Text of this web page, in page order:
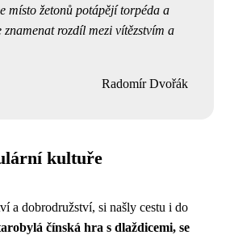
místo žetonů potápějí torpéda a
znamenat rozdíl mezi vítězstvím a
Radomír Dvořák
kultuře
a dobrodružství, si našly cestu i do
čínská hra s dlaždicemi, se